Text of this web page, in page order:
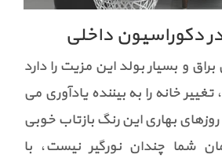
دکوراسیون داخلی
و بسیار بولد این مزیت را دارد
خانه را به بیننده یادآوری می
روزهای بهاری این رنگ بازتاب خوبی
شما چندان نورگیر نیست، با